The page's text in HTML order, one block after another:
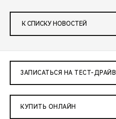
К СПИСКУ НОВОСТЕЙ
ЗАПИСАТЬСЯ НА ТЕСТ-ДРАЙВ
КУПИТЬ ОНЛАЙН